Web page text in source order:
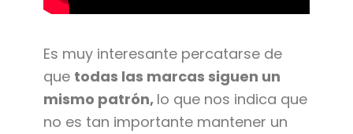
Es muy interesante percatarse de
que todas las marcas siguen un
mismo patrón, lo que nos indica que
no es tan importante mantener un